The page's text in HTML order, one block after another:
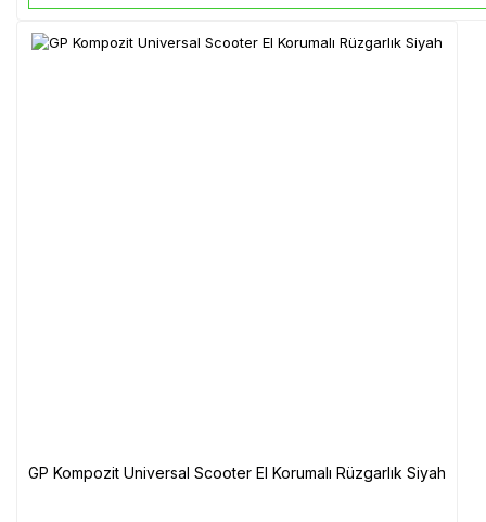
GP Kompozit Universal Scooter El Korumalı Rüzgarlık Siyah